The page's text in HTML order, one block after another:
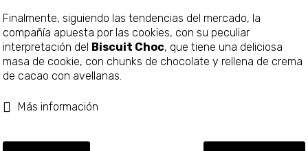
Finalmente, siguiendo las tendencias del mercado, la
compañía apuesta por las cookies, con su peculiar
interpretación del Biscuit Choc, que tiene una deliciosa
masa de cookie, con chunks de chocolate y rellena de crema
de cacao con avellanas.
Más información